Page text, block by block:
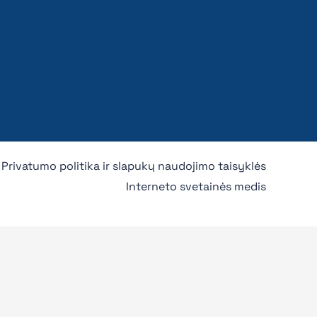
Privatumo politika ir slapukų naudojimo taisyklės
Interneto svetainės medis